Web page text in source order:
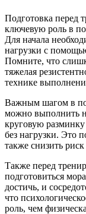
Подготовка перед
ключевую роль в
Для начала
нагрузки с
Помните, что
тяжелая
технике
Важным шагом в
можно выполнить
круговую
без нагрузки. Это
также снизить
Также перед
подготовиться
достичь, и
что
роль, чем